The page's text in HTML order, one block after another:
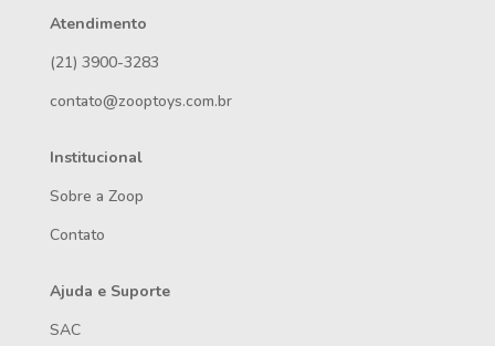
Atendimento
(21) 3900-3283
contato@zooptoys.com.br
Institucional
Sobre a Zoop
Contato
Ajuda e Suporte
SAC